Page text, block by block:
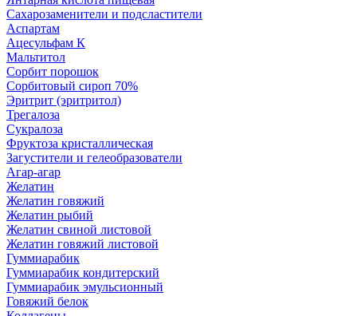
Сахарозаменители и подсластители
Аспартам
Ацесульфам К
Мальтитол
Сорбит порошок
Сорбитовый сироп 70%
Эритрит (эритритол)
Трегалоза
Сукралоза
Фруктоза кристаллическая
Загустители и гелеобразователи
Агар-агар
Желатин
Желатин говяжий
Желатин рыбий
Желатин свиной листовой
Желатин говяжий листовой
Гуммиарабик
Гуммиарабик кондитерский
Гуммиарабик эмульсионный
Говяжий белок